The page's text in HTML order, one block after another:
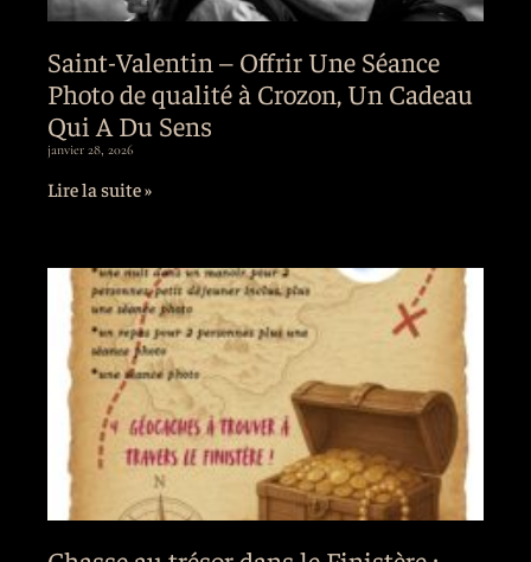
Saint-Valentin – Offrir Une Séance
Photo de qualité à Crozon, Un Cadeau
Qui A Du Sens
janvier 28, 2026
Lire la suite »